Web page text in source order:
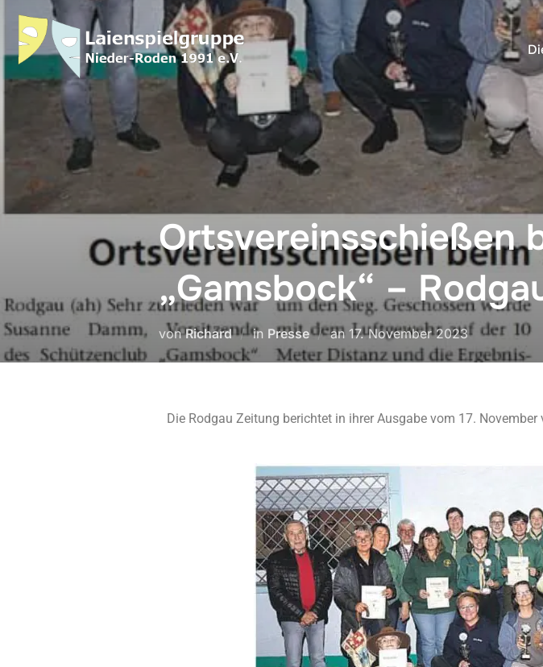
Ortsvereinsschießen
„Gamsbock“ –
vonRichard in Presse an 17. November 2023
Die Rodgau Zeitung berichtet in ihrer Ausgabe vom 17.